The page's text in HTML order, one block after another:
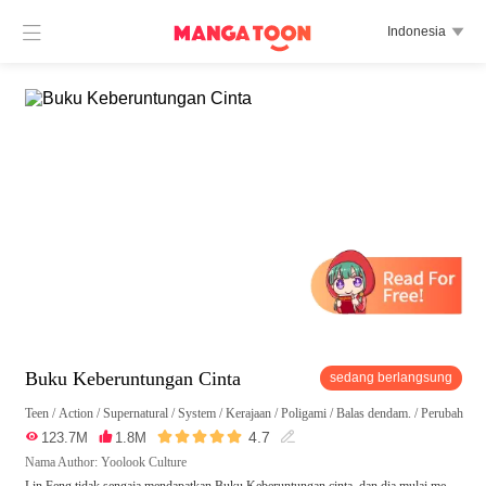
 Indonesia 
Buku Keberuntungan Cinta sedang berlangsung
Teen / Action /Supernatural /System /Kerajaan /Poligami /Balas dendam. /Perubahan
 123.7M  1.8M  4.7 
Nama Author: Yoolook Culture